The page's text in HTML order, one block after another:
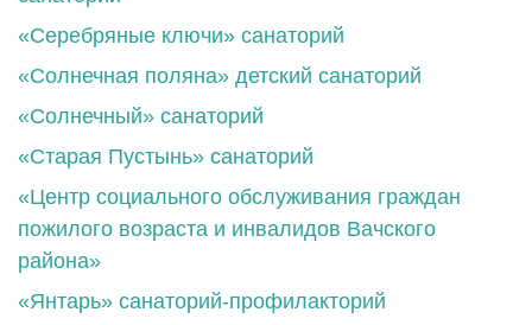
«Серебряные ключи» санаторий
«Солнечная поляна» детский санаторий
«Солнечный» санаторий
«Старая Пустынь» санаторий
«Центр социального обслуживания граждан
пожилого возраста и инвалидов Вачского
района»
«Янтарь» санаторий-профилакторий